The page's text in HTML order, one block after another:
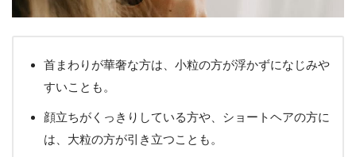
首まわりが華奢な方は、小粒の方が浮かずになじみや
すいことも。
顔立ちがくっきりしている方や、ショートヘアの方に
は、大粒の方が引き立つことも。